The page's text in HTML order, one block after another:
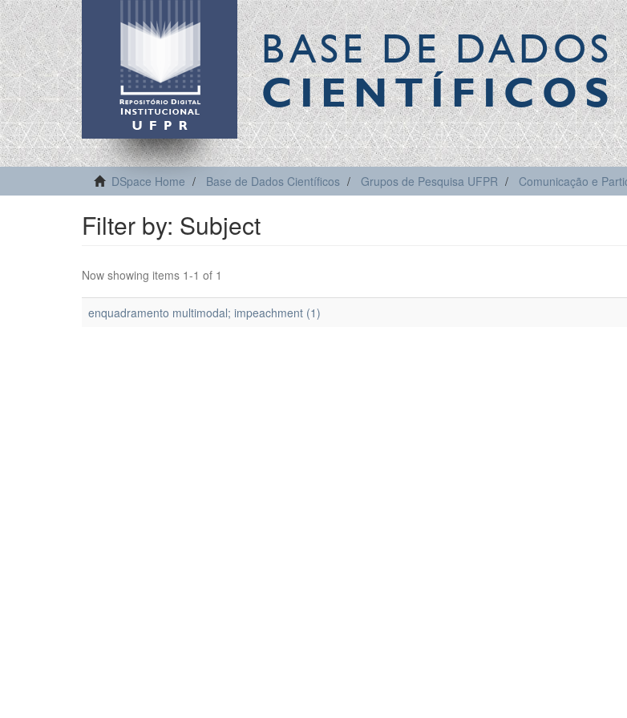
BASE DE DADOS
CIENTÍFICOS
DSpace Home Base de Dados Científicos Grupos de Pesquisa UFPR Comunicação e
Filter by: Subject
Now showing items 1-1 of 1
enquadramento multimodal; impeachment (1)